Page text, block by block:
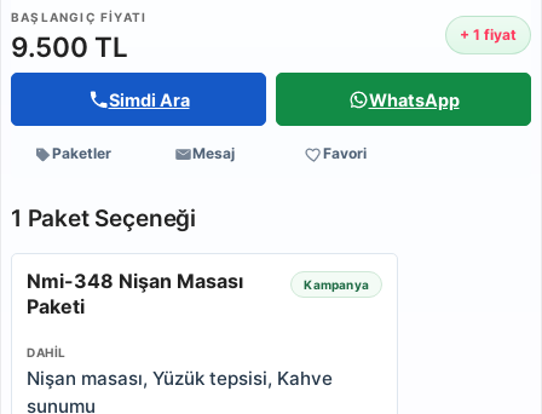
BAŞLANGIÇ FIYATI
9.500 TL + 1 fiyat
Simdi Ara WhatsApp
Paketler Mesaj Favori
1 Paket Seçeneği
Nmi-348 Nişan Masası
Paketi
Kampanya
DAHIL
Nişan masası, Yüzük tepsisi, Kahve
sunumu